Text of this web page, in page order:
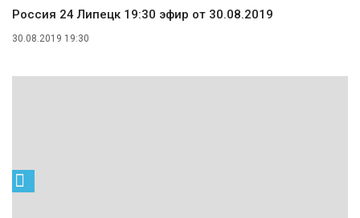
Россия 24 Липецк 19:30 эфир от 30.08.2019
30.08.2019 19:30